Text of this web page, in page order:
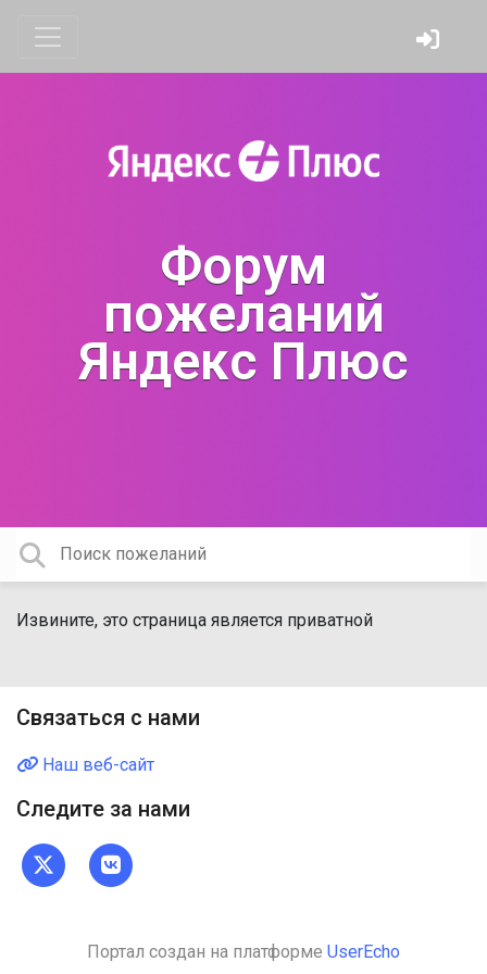
Форум
пожеланий
Яндекс Плюс
Извините, это страница является приватной
Связаться с нами
Наш веб-сайт
Следите за нами
Портал создан на платформе UserEcho